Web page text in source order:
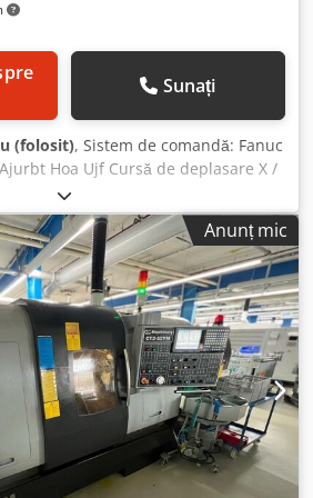
Sunați
(folosit), Sistem de comandă: Fanuc
Hoa Ujf Cursă de deplasare X /
Dimensiuni masă L x l: 600 x 400
15.000 rpm Schimbător de scule:
1.900 kg Dimensiuni L x l x h:
2.600 metri
Anunț mic